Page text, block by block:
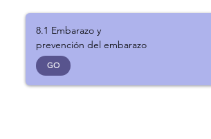
8.1 Embarazo y
prevención del embarazo
GO